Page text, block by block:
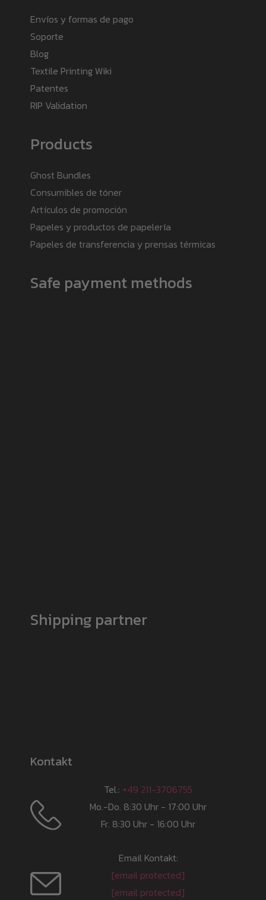
Envíos y formas de pago
Soporte
Blog
Textile Printing Wiki
Patentes
RIP Validation
Products
Ghost Bundles
Consumibles de tóner
Artículos de promoción
Papeles y productos de papelería
Papeles de transferencia y prensas térmicas
Safe payment methods
Shipping partner
Kontakt
Tel.: +49 211-3706755
Mo.-Do. 8:30 Uhr - 17:00 Uhr
Fr. 8:30 Uhr - 16:00 Uhr
Email Kontakt:
[email protected]
[email protected]